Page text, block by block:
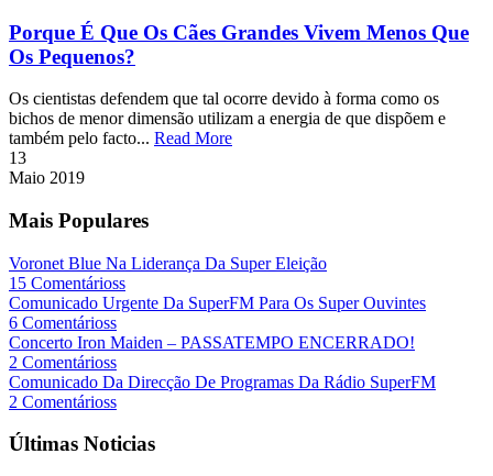
Porque É Que Os Cães Grandes Vivem Menos Que
Os Pequenos?
Os cientistas defendem que tal ocorre devido à forma como os
bichos de menor dimensão utilizam a energia de que dispõem e
também pelo facto... Read More
13
Maio 2019
Mais Populares
Voronet Blue Na Liderança Da Super Eleição
15 Comentárioss
Comunicado Urgente Da SuperFM Para Os Super Ouvintes
6 Comentárioss
Concerto Iron Maiden – PASSATEMPO ENCERRADO!
2 Comentárioss
Comunicado Da Direcção De Programas Da Rádio SuperFM
2 Comentárioss
Últimas Noticias